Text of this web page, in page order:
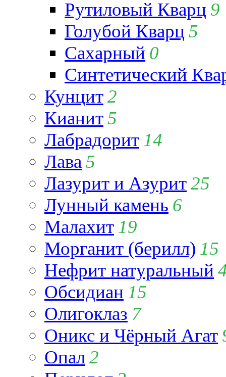
Рутиловый Кварц 9
Голубой Кварц 5
Сахарный 0
Синтетический
Кунцит2
Кианит5
Лабрадорит 14
Лава 5
Лазурит и Азурит25
Лунный камень 6
Малахит 19
Морганит (берилл) 15
Нефрит натуральный
Обсидиан 15
Олигоклаз 7
Оникс и Чёрный Агат
Опал2